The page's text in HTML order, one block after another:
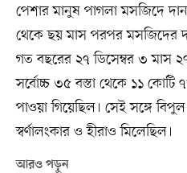
পেশার মানুষ পাগলা মসজিদে
থেকে ছয় মাস পরপর মসজিদের
গত বছরের ২৭ ডিসেম্বর ৩ মাস
সর্বোচ্চ ৩৫ বস্তা থেকে ১১
পাওয়া গিয়েছিল। সেই সঙ্গে
স্বর্ণালংকার ও হীরাও মিলেছিল।
আরও পড়ুন